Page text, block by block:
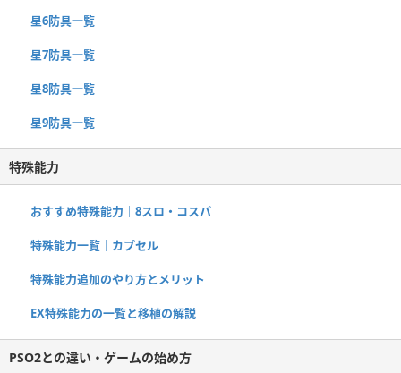
星6防具一覧
星7防具一覧
星8防具一覧
星9防具一覧
特殊能力
おすすめ特殊能力｜8スロ・コスパ
特殊能力一覧｜カプセル
特殊能力追加のやり方とメリット
EX特殊能力の一覧と移植の解説
PSO2との違い・ゲームの始め方